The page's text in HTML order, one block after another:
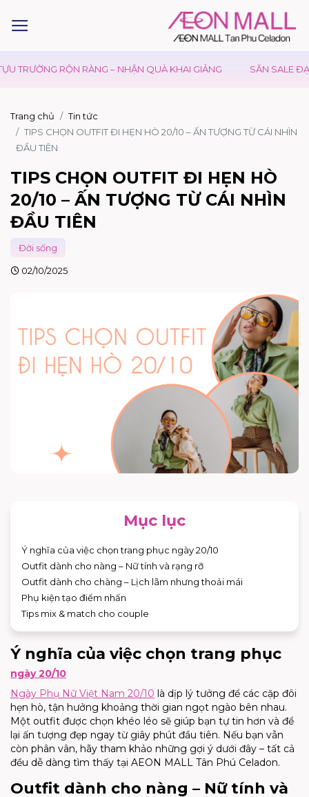
RỘN RÀNG – NHẬN QUÀ KHAI GIẢNG SĂN SALE ĐẠI LỄ –
Trang chủ
Tin tức
TIPS CHỌN OUTFIT ĐI HẸN HÒ 20/10 – ẤN TƯỢNG TỪ CÁI NHÌN
ĐẦU TIÊN
TIPS CHỌN OUTFIT ĐI HẸN HÒ
20/10 – ẤN TƯỢNG TỪ CÁI NHÌN
ĐẦU TIÊN
Đời sống
02/10/2025
Mục lục
Ý nghĩa của việc chọn trang phục ngày 20/10
Outfit dành cho nàng – Nữ tính và rạng rỡ
Outfit dành cho chàng – Lịch lãm nhưng thoải mái
Phụ kiện tạo điểm nhấn
Tips mix & match cho couple
Ý nghĩa của việc chọn trang phục
ngày 20/10
Ngày Phụ Nữ Việt Nam 20/10 là dịp lý tưởng để các cặp đôi
hẹn hò, tận hưởng khoảng thời gian ngọt ngào bên nhau.
Một outfit được chọn khéo léo sẽ giúp bạn tự tin hơn và để
lại ấn tượng đẹp ngay từ giây phút đầu tiên. Nếu bạn vẫn
còn phân vân, hãy tham khảo những gợi ý dưới đây – tất cả
đều dễ dàng tìm thấy tại AEON MALL Tân Phú Celadon.
Outfit dành cho nàng – Nữ tính và